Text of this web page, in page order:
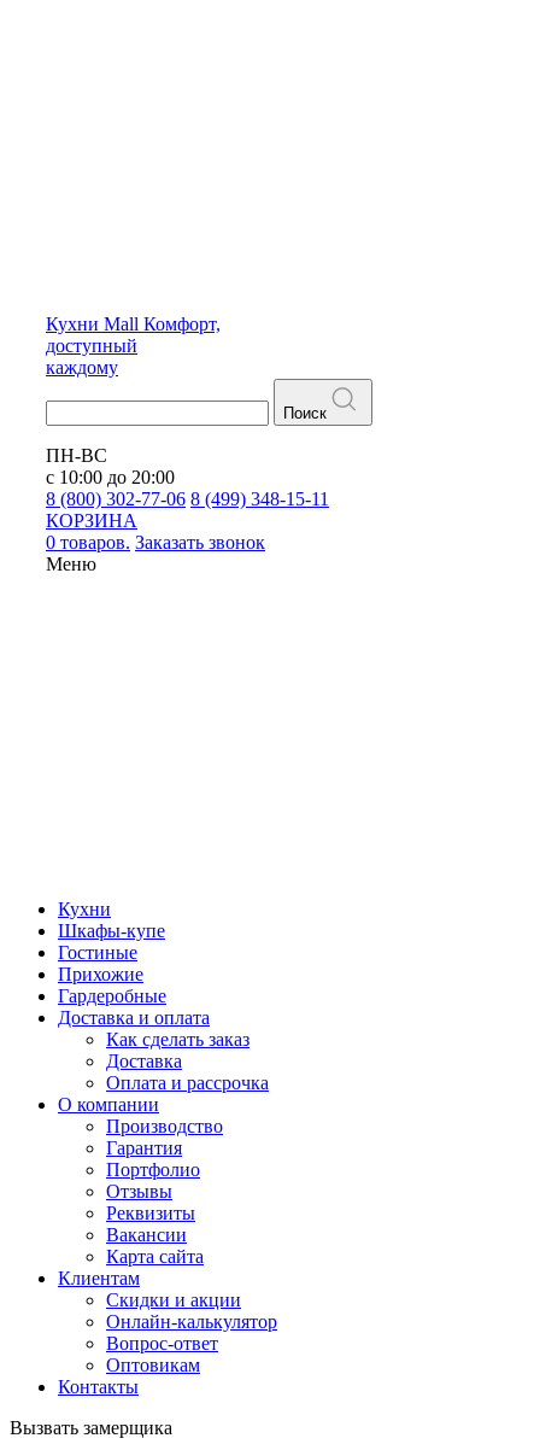
Кухни Mall Комфорт,
доступный
каждому
Поиск
ПН-ВС
с 10:00 до 20:00
8 (800) 302-77-06 8 (499) 348-15-11
КОРЗИНА
0 товаров. Заказать звонок
Меню
Кухни
Шкафы-купе
Гостиные
Прихожие
Гардеробные
Доставка и оплата
Как сделать заказ
Доставка
Оплата и рассрочка
О компании
Производство
Гарантия
Портфолио
Отзывы
Реквизиты
Вакансии
Карта сайта
Клиентам
Скидки и акции
Онлайн-калькулятор
Вопрос-ответ
Оптовикам
Контакты
Вызвать замерщика